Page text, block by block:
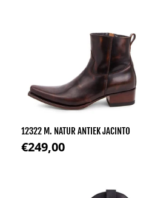
12322 M. NATUR ANTIEK JACINTO
Normale prijs
€249,00